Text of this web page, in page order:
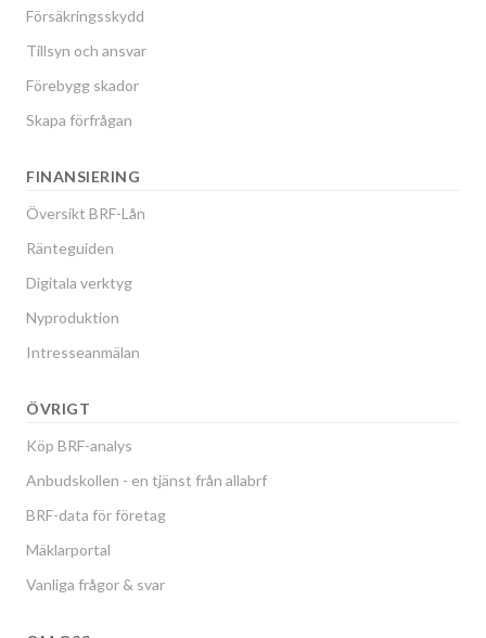
Försäkringsskydd
Tillsyn och ansvar
Förebygg skador
Skapa förfrågan
FINANSIERING
Översikt BRF-Lån
Ränteguiden
Digitala verktyg
Nyproduktion
Intresseanmälan
ÖVRIGT
Köp BRF-analys
Anbudskollen - en tjänst från allabrf
BRF-data för företag
Mäklarportal
Vanliga frågor & svar